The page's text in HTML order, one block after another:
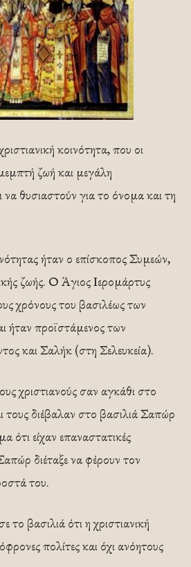
κοινότητα, που οι
ζωή και μεγάλη
να θυσιαστούν για το όνομα και τη
ήταν ο επίσκοπος Συμεών,
ζωής. Ο Άγιος Ιερομάρτυς
χρόνους του βασιλέως των
ήταν προϊστάμενος των
και Σαλήκ (στη Σελευκεία).
χριστιανούς σαν αγκάθι στο
τους διέβαλαν στο βασιλιά Σαπώρ
ότι είχαν επαναστατικές
διέταξε να φέρουν τον
του.
βασιλιά ότι η χριστιανική
πολίτες και όχι ανόητους